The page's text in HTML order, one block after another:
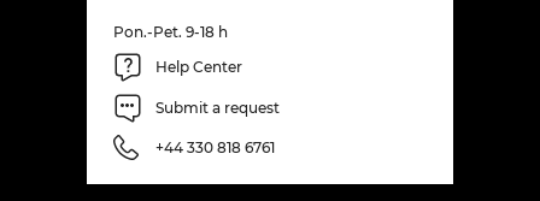
Pon.-Pet. 9-18 h
Help Center
Submit a request
+44 330 818 6761